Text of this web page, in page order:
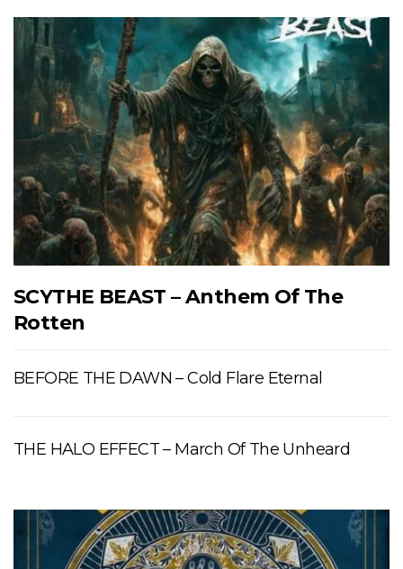
SCYTHE BEAST – Anthem Of The
Rotten
BEFORE THE DAWN – Cold Flare Eternal
THE HALO EFFECT – March Of The Unheard